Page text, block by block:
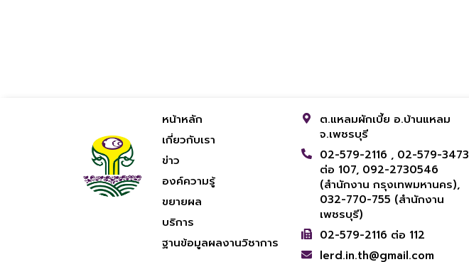
หน้าหลัก
เกี่ยวกับเรา
ข่าว
องค์ความรู้
ขยายผล
บริการ
ฐานข้อมูลผลงานวิชาการ
ต.แหลมผักเบี้ย อ.บ้านแหลม
จ.เพชรบุรี
02-579-2116 , 02-579-3473
ต่อ 107, 092-2730546
(สำนักงาน กรุงเทพมหานคร),
032-770-755 (สำนักงาน
เพชรบุรี)
02-579-2116 ต่อ 112
lerd.in.th@gmail.com